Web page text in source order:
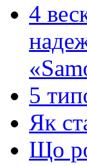
4
5
Як
Що